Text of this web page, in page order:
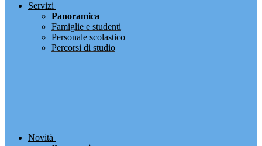
Servizi
Panoramica
Famiglie e studenti
Personale scolastico
Percorsi di studio
Novità